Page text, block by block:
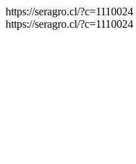
https://seragro.cl/?c=1110024
https://seragro.cl/?c=1110024